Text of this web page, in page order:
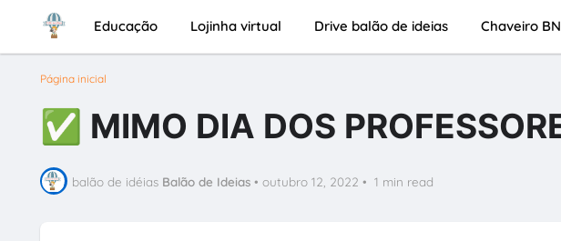
Educação Lojinha virtual Drive balão de ideias Chaveiro
Página inicial
✅ MIMO DIA DOS
balão de idéias Balão de Ideias • outubro 12, 2022 • 1 min read